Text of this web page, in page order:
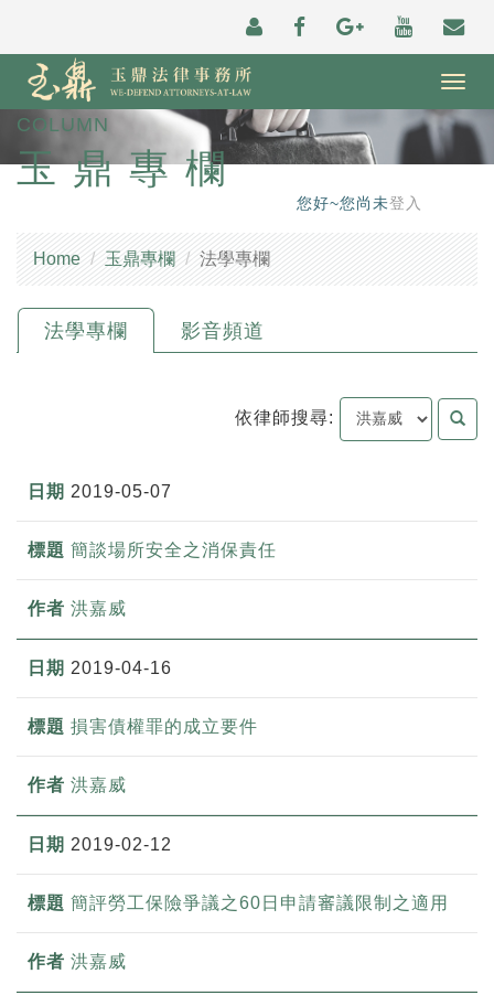
COLUMN
玉鼎專欄
您好~您尚未登入
Home 玉鼎專欄 法學專欄
法學專欄 影音頻道
依律師搜尋:
2019-05-07
簡談場所安全之消保責任
洪嘉威
2019-04-16
損害債權罪的成立要件
洪嘉威
2019-02-12
簡評勞工保險爭議之60日申請審議限制之適用
洪嘉威